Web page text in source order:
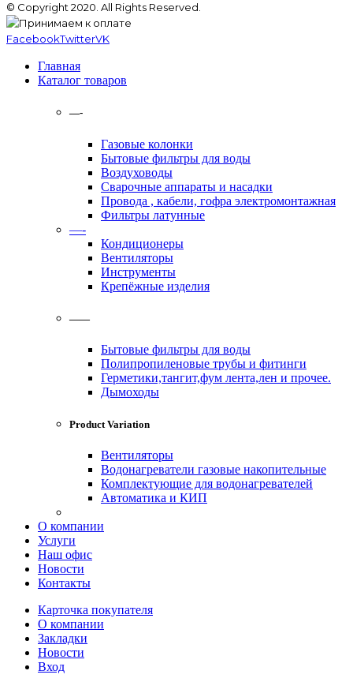
© Copyright 2020. All Rights Reserved.
FacebookTwitterVK
Главная
Каталог товаров
—-
Газовые колонки
Бытовые фильтры для воды
Воздуховоды
Сварочные аппараты и насадки
Провода , кабели, гофра электромонтажная
Фильтры латунные
—-
Кондиционеры
Вентиляторы
Инструменты
Крепёжные изделия
——
Бытовые фильтры для воды
Полипропиленовые трубы и фитинги
Герметики,тангит,фум лента,лен и прочее.
Дымоходы
Product Variation
Вентиляторы
Водонагреватели газовые накопительные
Комплектующие для водонагревателей
Автоматика и КИП
О компании
Услуги
Наш офис
Новости
Контакты
Карточка покупателя
О компании
Закладки
Новости
Вход